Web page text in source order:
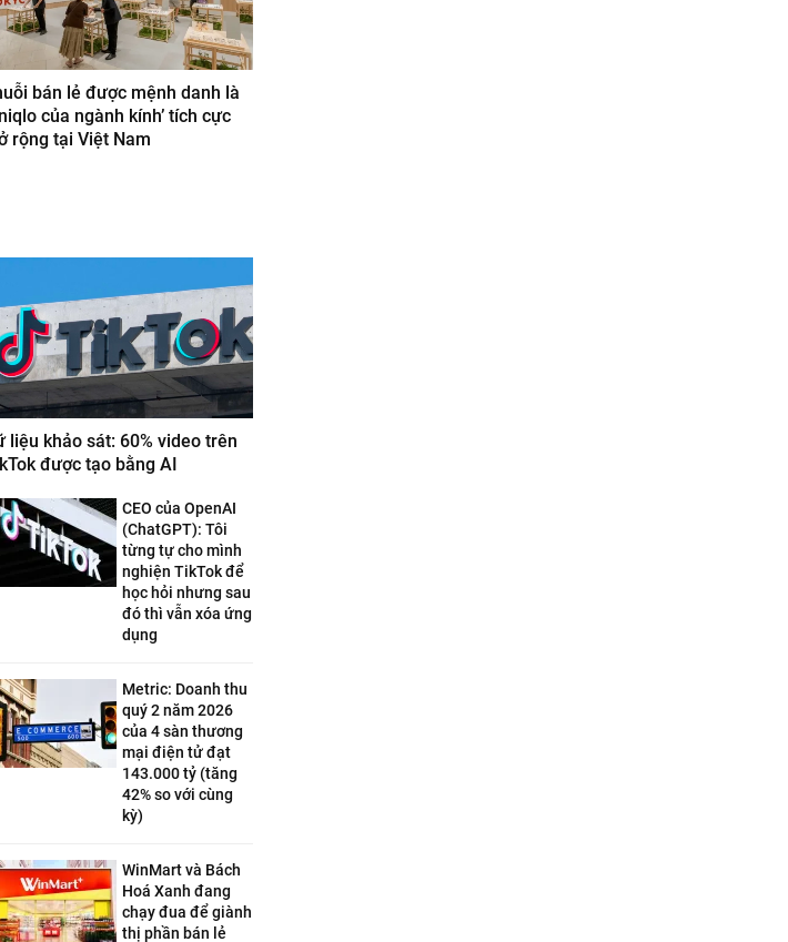
bán lẻ được mệnh danh là
của ngành kính’ tích cực
rộng tại Việt Nam
liệu khảo sát: 60% video trên
được tạo bằng AI
CEO của OpenAI
(ChatGPT): Tôi
từng tự cho mình
nghiện TikTok để
học hỏi nhưng sau
đó thì vẫn xóa ứng
dụng
Metric: Doanh thu
quý 2 năm 2026
của 4 sàn thương
mại điện tử đạt
143.000 tỷ (tăng
42% so với cùng
kỳ)
WinMart và Bách
Hoá Xanh đang
chạy đua để giành
thị phần bán lẻ